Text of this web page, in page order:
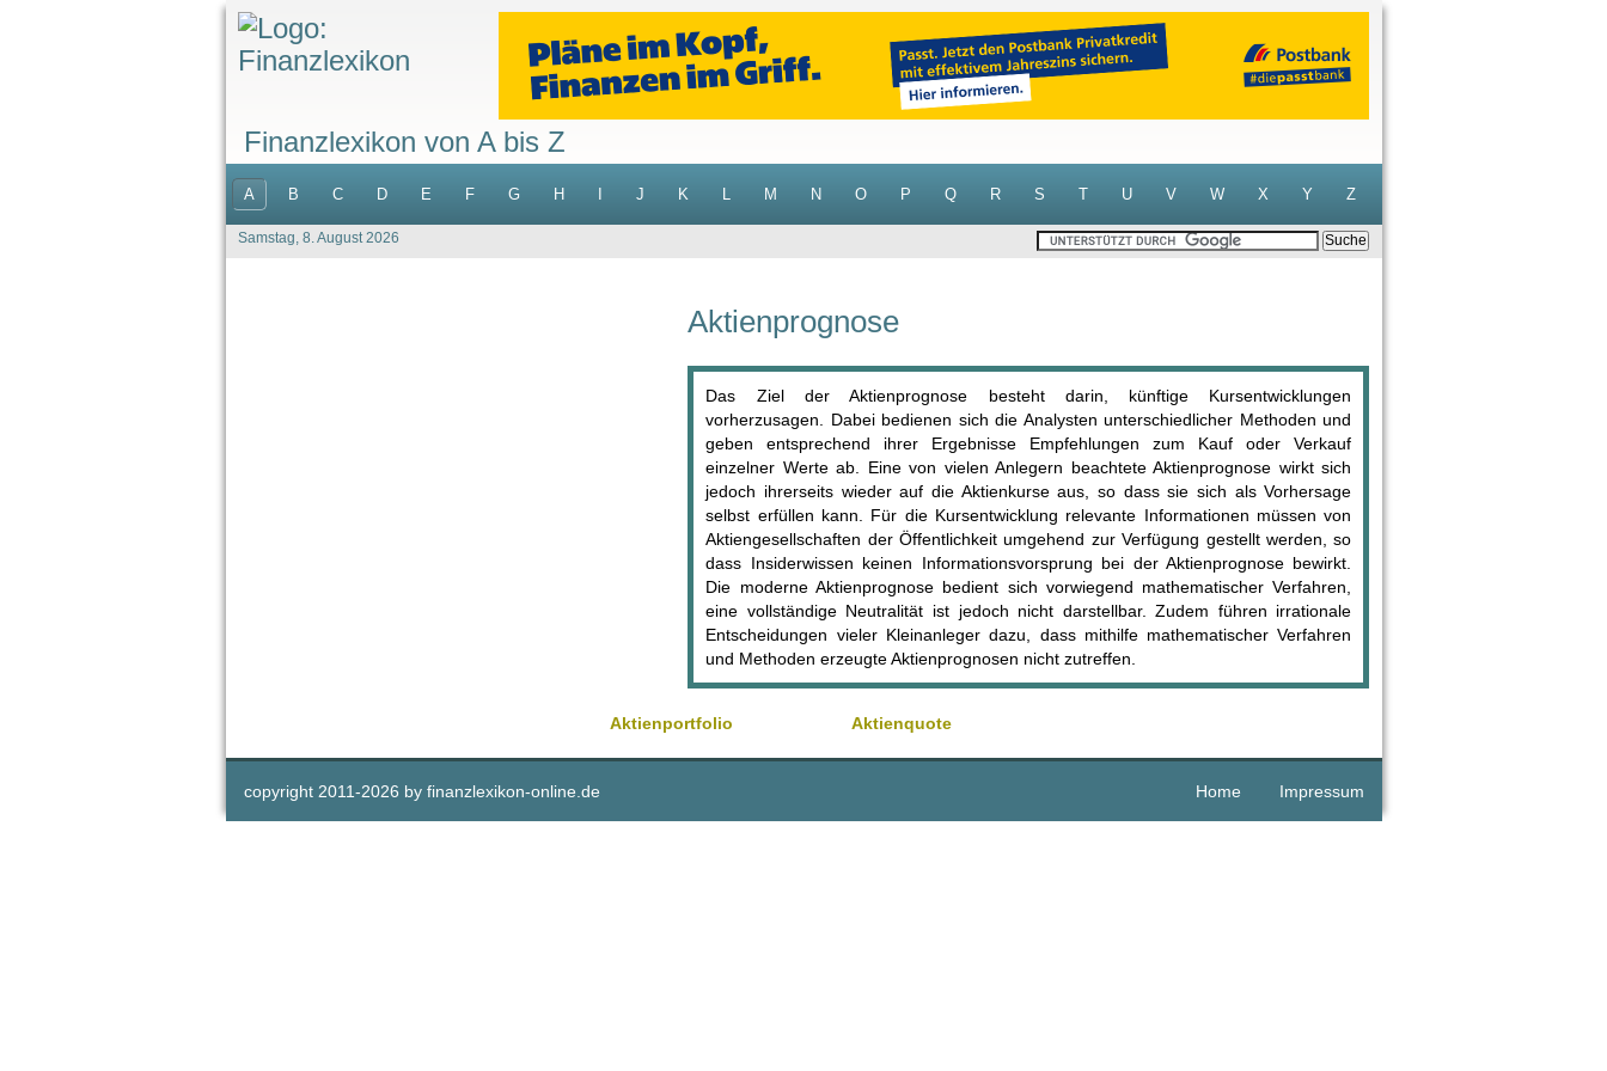
Finanzlexikon von A bis Z
A B C D E F G H J K L M N O P Q R S T U V W X Y Z
Samstag, 8. August 2026
Aktienprognose
Das Ziel der Aktienprognose besteht darin, künftige Kursentwicklungen
vorherzusagen. Dabei bedienen sich die Analysten unterschiedlicher Methoden und
geben entsprechend ihrer Ergebnisse Empfehlungen zum Kauf oder Verkauf
einzelner Werte ab. Eine von vielen Anlegern beachtete Aktienprognose wirkt sich
jedoch ihrerseits wieder auf die Aktienkurse aus, so dass sie sich als Vorhersage
selbst erfüllen kann. Für die Kursentwicklung relevante Informationen müssen von
Aktiengesellschaften der Öffentlichkeit umgehend zur Verfügung gestellt werden, so
dass Insiderwissen keinen Informationsvorsprung bei der Aktienprognose bewirkt.
Die moderne Aktienprognose bedient sich vorwiegend mathematischer Verfahren,
eine vollständige Neutralität ist jedoch nicht darstellbar. Zudem führen irrationale
Entscheidungen vieler Kleinanleger dazu, dass mithilfe mathematischer Verfahren
und Methoden erzeugte Aktienprognosen nicht zutreffen.
Aktienportfolio Aktienquote
copyright 2011-2026 by finanzlexikon-online.de Home Impressum